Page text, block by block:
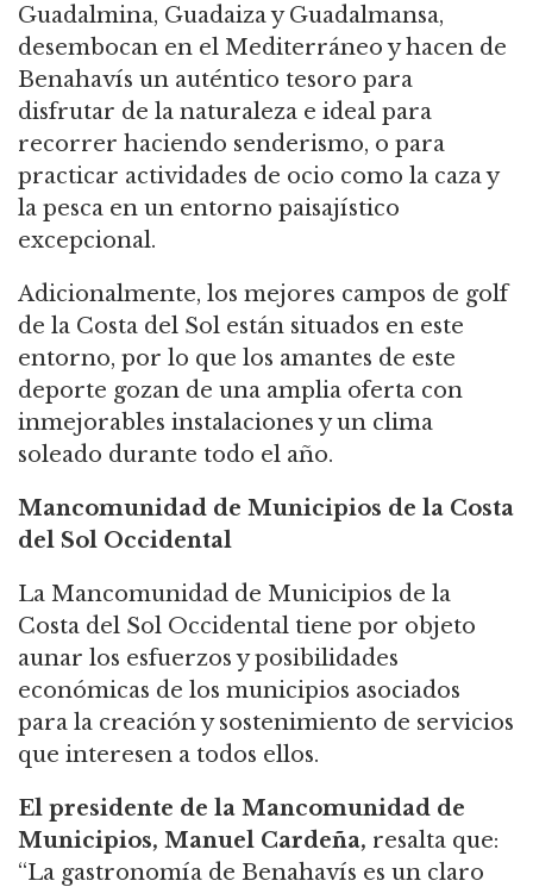
Guadalmina, Guadaiza y Guadalmansa,
desembocan en el Mediterráneo y hacen de
Benahavís un auténtico tesoro para
disfrutar de la naturaleza e ideal para
recorrer haciendo senderismo, o para
practicar actividades de ocio como la caza y
la pesca en un entorno paisajístico
excepcional.
Adicionalmente, los mejores campos de golf
de la Costa del Sol están situados en este
entorno, por lo que los amantes de este
deporte gozan de una amplia oferta con
inmejorables instalaciones y un clima
soleado durante todo el año.
Mancomunidad de Municipios de la Costa
del Sol Occidental
La Mancomunidad de Municipios de la
Costa del Sol Occidental tiene por objeto
aunar los esfuerzos y posibilidades
económicas de los municipios asociados
para la creación y sostenimiento de servicios
que interesen a todos ellos.
El presidente de la Mancomunidad de
Municipios, Manuel Cardeña, resalta que:
“La gastronomía de Benahavís es un claro